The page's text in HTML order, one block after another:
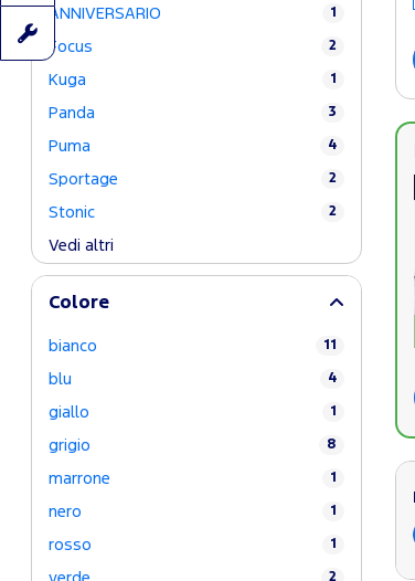
ANNIVERSARIO
1
Focus 2
Kuga 1
Panda 3
Puma 4
Sportage 2
Stonic 2
Vedi altri
Colore
bianco 11
blu 4
giallo 1
grigio 8
marrone 1
nero 1
rosso 1
2